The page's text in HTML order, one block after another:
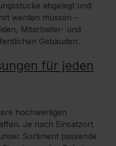
abgelegt und
werden müssen –
Mitarbeiter- und
Gebäuden.
für jeden
hochwertigen
Je nach Einsatzort
Sortiment passende